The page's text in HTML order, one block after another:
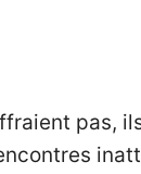
pas,